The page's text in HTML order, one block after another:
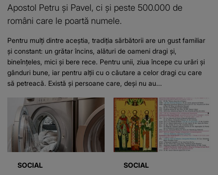
Apostol Petru și Pavel, ci și peste 500.000 de
români care le poartă numele.
Pentru mulți dintre aceștia, tradiția sărbătorii are un gust familiar
și constant: un grătar încins, alături de oameni dragi și,
bineînțeles, mici și bere rece. Pentru unii, ziua începe cu urări și
gânduri bune, iar pentru alții cu o căutare a celor dragi cu care
să petreacă. Există și persoane care, deși nu au...
SOCIAL SOCIAL